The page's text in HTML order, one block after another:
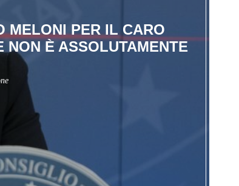
MELONI PER IL CARO
NON È ASSOLUTAMENTE